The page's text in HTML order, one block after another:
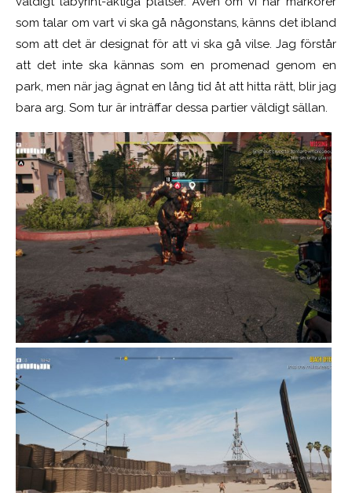
som talar om vart vi ska gå någonstans, känns det ibland
som att det är designat för att vi ska gå vilse. Jag förstår
att det inte ska kännas som en promenad genom en
park, men när jag ägnat en lång tid åt att hitta rätt, blir jag
bara arg. Som tur är inträffar dessa partier väldigt sällan.